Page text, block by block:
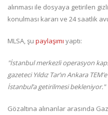
alınması ile dosyaya getirilen
konulması kararı ve 24 saatlik
MLSA, şu paylaşımı yaptı:
"İstanbul merkezli operasyon
gazeteci Yıldız Tar’ın Ankara
İstanbul’a getirilmesi bekleniyor."
Gözaltına alınanlar arasında